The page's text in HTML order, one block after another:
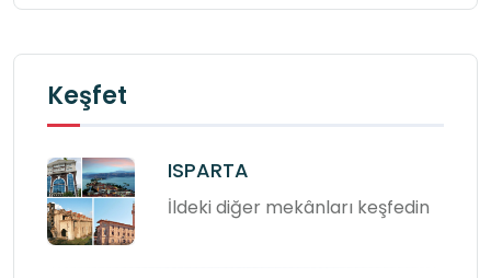
Keşfet
ISPARTA
İldeki diğer mekânları keşfedin